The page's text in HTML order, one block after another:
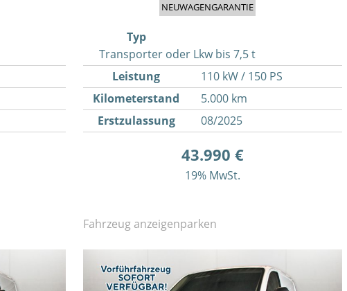
NEUWAGENGARANTIE
Typ
Transporter oder Lkw bis 7,5 t
Leistung
110 kW / 150 PS
Kilometerstand
5.000 km
Erstzulassung
08/2025
43.990 €
19% MwSt.
Fahrzeug anzeigenparken